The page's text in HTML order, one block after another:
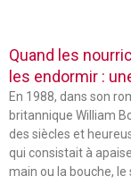
Quand les
les endormir :
En 1988, dans son
britannique William
des siècles et
qui consistait à
main ou la bouche, le